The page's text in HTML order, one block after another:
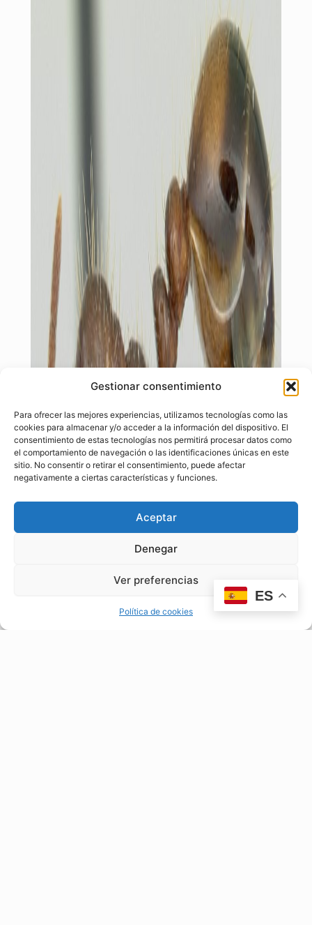
Gestionar consentimiento
Para ofrecer las mejores experiencias, utilizamos tecnologías como las
cookies para almacenar y/o acceder a la información del dispositivo. El
consentimiento de estas tecnologías nos permitirá procesar datos como
el comportamiento de navegación o las identificaciones únicas en este
sitio. No consentir o retirar el consentimiento, puede afectar
negativamente a ciertas características y funciones.
Aceptar
Denegar
Ver preferencias
Política de cookies
ES